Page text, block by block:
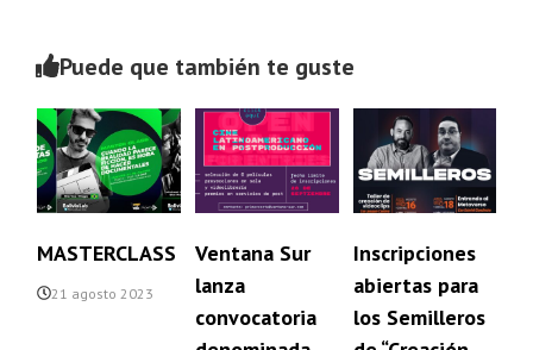
g
a
c
i
ó
Puede que también te guste
MASTERCLASS
21 agosto 2023
Ventana Sur
lanza
convocatoria
Inscripciones
abiertas para
los Semilleros